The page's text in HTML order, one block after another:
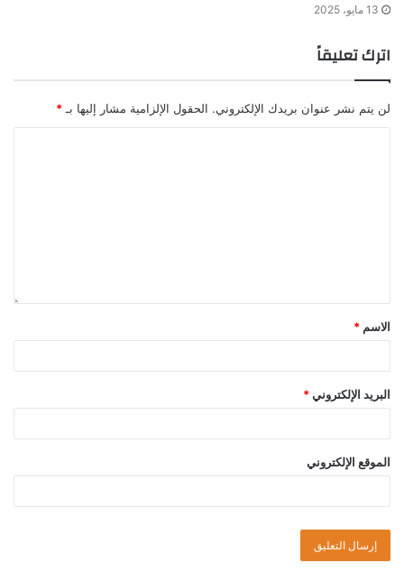
13 مايو، 2025
اترك تعليقاً
لن يتم نشر عنوان بريدك الإلكتروني. الحقول الإلزامية مشار إليها بـ *
الاسم *
البريد الإلكتروني *
الموقع الإلكتروني